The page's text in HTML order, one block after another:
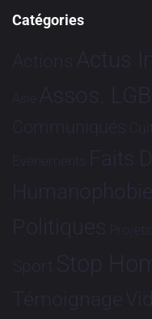
Catégories
Actions Actus
Asie Assos.
Communiqués
Evénements Faits
Humanophobie
Politiques Projets
Sport Stop
Témoignage